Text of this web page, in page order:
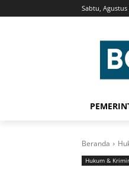
Sabtu, Agustus
Beranda
Hukum &